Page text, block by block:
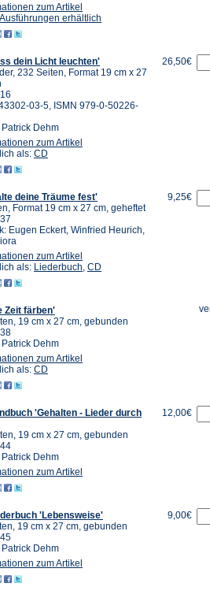
zum Artikel
erhältlich
dein Licht leuchten'
232 Seiten, Format 19 cm x 27
03-5, ISMN 979-0-50226-
Dehm
zum Artikel
als: CD
26,50€
deine Träume fest'
Format 19 cm x 27 cm, geheftet
Eugen Eckert, Winfried Heurich,
zum Artikel
als: Liederbuch CD
9,25€
Zeit färben'
19 cm x 27 cm, gebunden
Dehm
zum Artikel
als: CD
'Gehalten - Lieder durch
19 cm x 27 cm, gebunden
Dehm
zum Artikel
12,00€
'Lebensweise'
19 cm x 27 cm, gebunden
Dehm
zum Artikel
9,00€